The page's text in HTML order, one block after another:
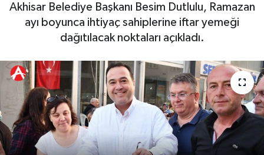
Akhisar Belediye Başkanı Besim Dutlulu, Ramazan
ayı boyunca ihtiyaç sahiplerine iftar yemeği
dağıtılacak noktaları açıkladı.
Magazin
Kadın
Yerel Haber
Akhisar Emlak
Ülke
Duyurular
Sektörel
Röportaj
Dünya